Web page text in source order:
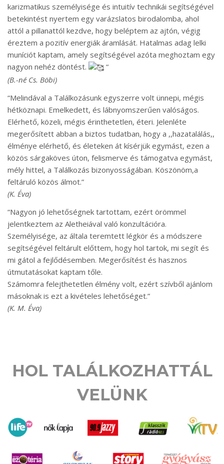
karizmatikus személyisége és intuitív technikái segítségével
betekintést nyertem egy varázslatos birodalomba, ahol
attól a pillanattól kezdve, hogy beléptem az ajtón, végig
éreztem a pozitív energiák áramlását. Hatalmas adag lelki
muníciót kaptam, amely segítségével azóta meghoztam egy
nagyon nehéz döntést.
“
(B.-né Cs. Böbi)
“Melindával a Találkozásunk egyszerre volt ünnepi, mégis
hétköznapi. Emelkedett, és lábnyomszerűen valóságos.
Elérhető, közeli, mégis érinthetetlen, éteri. Jelenléte
megerősített abban a biztos tudatban, hogy a ,,hazatalálás,,
élménye elérhető, és életeken át kísérjük egymást, ezen a
közös sárgaköves úton, felismerve és támogatva egymást,
mély hittel, a Találkozás bizonyosságában. Köszönöm,a
feltáruló közös álmot.”
(K. Éva)
“Nagyon jó lehetőségnek tartottam, ezért örömmel
jelentkeztem az Aletheiával való konzultációra.
Személyisége, az általa teremtett légkör és a módszere
segítségével feltárult előttem, hogy hol tartok, mi segít és
mi gátol a fejlődésemben. Megerősítést és hasznos
útmutatásokat kaptam tőle.
Számomra felejthetetlen élmény volt, ezért szívből ajánlom
másoknak is ezt a kivételes lehetőséget.”
(K. M. Éva)
HOL TALÁLKOZHATTÁL
VELÜNK